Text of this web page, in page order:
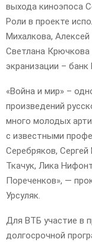
выхода киноэпоса
Роли в проекте
Михалкова,
Светлана Крючкова
экранизации – банк
«Война и мир» –
произведений
много молодых
с известными
Серебряков,
Ткачук, Лика
Пореченков», —
Урсуляк.
Для ВТБ участие в
долгосрочной